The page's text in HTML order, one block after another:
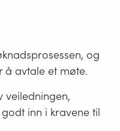
og
å avtale et møte.
veiledningen,
inn i kravene til